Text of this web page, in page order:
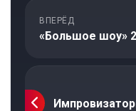
ВПЕРЁД
«Большое шоу»